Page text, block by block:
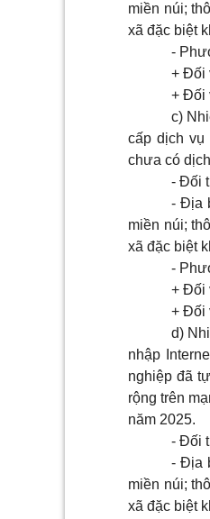
miền núi;
xã đặc biệt
-
+ Đối
+ Đối
c)
cấp dịch vụ
chưa có
- Đối
- Địa
miền núi;
xã đặc biệt
-
+ Đối
+ Đối
d)
nhập
nghiệp đã
rộng trên
năm 2025.
- Đối
- Địa
miền núi;
xã đặc biệt